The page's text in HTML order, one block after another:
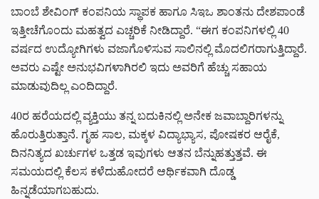
ಬಾಂಬೆ ಶೇವಿಂಗ್ ಕಂಪನಿಯ ಸ್ಥಾಪಕ ಹಾಗೂ ಸಿಇಒ ಶಾಂತನು ದೇಶಪಾಂಡೆ
ಇತ್ತೀಚೆಗೊಂದು ಮಹತ್ವದ ಎಚ್ಚರಿಕೆ ನೀಡಿದ್ದಾರೆ. “ಈಗ ಕಂಪನಿಗಳಲ್ಲಿ 40
ವರ್ಷದ ಉದ್ಯೋಗಿಗಳು ವಜಾಗೊಳಿಸುವ ಸಾಲಿನಲ್ಲಿ ಮೊದಲಿಗರಾಗುತ್ತಿದ್ದಾರೆ.
ಅವರು ಎಷ್ಟೇ ಅನುಭವಿಗಳಾಗಿರಲಿ ಇದು ಅವರಿಗೆ ಹೆಚ್ಚು ಸಹಾಯ
ಮಾಡುವುದಿಲ್ಲ ಎಂದಿದ್ದಾರೆ.
40ರ ಹರೆಯದಲ್ಲಿ ವ್ಯಕ್ತಿಯು ತನ್ನ ಬದುಕಿನಲ್ಲಿ ಅನೇಕ ಜವಾಬ್ದಾರಿಗಳನ್ನು
ಹೊರುತ್ತಿರುತ್ತಾನೆ. ಗೃಹ ಸಾಲ, ಮಕ್ಕಳ ವಿದ್ಯಾಭ್ಯಾಸ, ಪೋಷಕರ ಆರೈಕೆ,
ದಿನನಿತ್ಯದ ಖರ್ಚುಗಳ ಒತ್ತಡ ಇವುಗಳು ಆತನ ಬೆನ್ನುಹತ್ತುತ್ತವೆ. ಈ
ಸಮಯದಲ್ಲಿ ಕೆಲಸ ಕಳೆದುಹೋದರೆ ಆರ್ಥಿಕವಾಗಿ ದೊಡ್ಡ
ಹಿನ್ನಡೆಯಾಗಬಹುದು.